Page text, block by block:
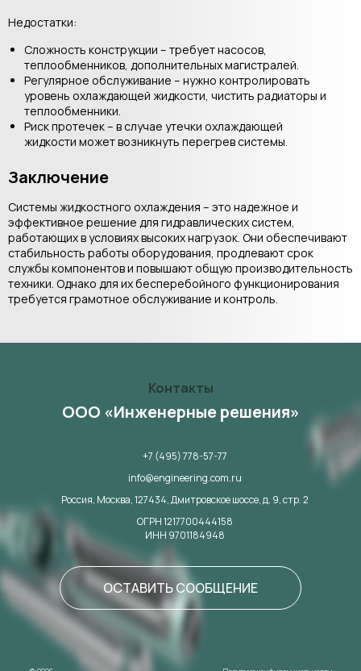
Недостатки:
Сложность конструкции – требует насосов,
теплообменников, дополнительных магистралей.
Регулярное обслуживание – нужно контролировать
уровень охлаждающей жидкости, чистить радиаторы и
теплообменники.
Риск протечек – в случае утечки охлаждающей
жидкости может возникнуть перегрев системы.
Заключение
Системы жидкостного охлаждения – это надежное и
эффективное решение для гидравлических систем,
работающих в условиях высоких нагрузок. Они обеспечивают
стабильность работы оборудования, продлевают срок
службы компонентов и повышают общую производительность
техники. Однако для их бесперебойного функционирования
требуется грамотное обслуживание и контроль.
Контакты
ООО «Инженерные решения»
+7 (495) 778-57-77
info@engineering.com.ru
Россия, Москва,127434,Дмитровское шоссе, д. 9, стр. 2
ОГРН 1217700444158
ИНН 9701184948
ОСТАВИТЬ СООБЩЕНИЕ